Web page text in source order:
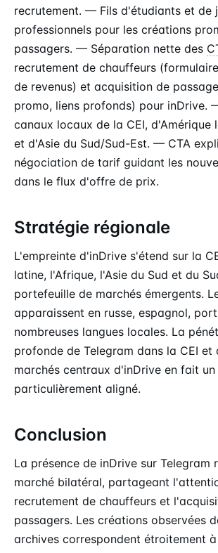
recrutement. — Fils d'étudiants et de
professionnels pour les créations
passagers. — Séparation nette des
recrutement de chauffeurs
de revenus) et acquisition de
promo, liens profonds) pour inDrive.
canaux locaux de la CEI, d'Amérique
et d'Asie du Sud/Sud-Est. — CTA
négociation de tarif guidant les
dans le flux d'offre de prix.
Stratégie régionale
L'empreinte d'inDrive s'étend sur la
latine, l'Afrique, l'Asie du Sud et du
portefeuille de marchés émergents.
apparaissent en russe, espagnol,
nombreuses langues locales. La
profonde de Telegram dans la CEI et
marchés centraux d'inDrive en fait
particulièrement aligné.
Conclusion
La présence de inDrive sur Telegram
marché bilatéral, partageant
recrutement de chauffeurs et
passagers. Les créations observées
archives correspondent étroitement